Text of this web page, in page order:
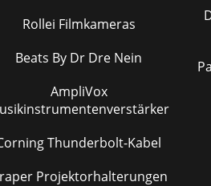
Rollei Filmkameras
Beats By Dr Dre Nein
AmpliVox
Thunderbolt-Kabel
Projektorhalterungen
Dell